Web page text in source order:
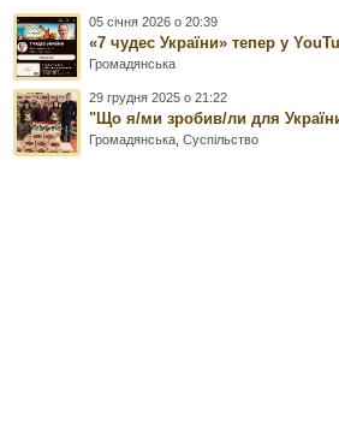
05 січня 2026 о 20:39
«7 чудес України» тепер у
Громадянська
29 грудня 2025 о 21:22
"Що я/ми зробив/ли для
Громадянська ,Суспільство